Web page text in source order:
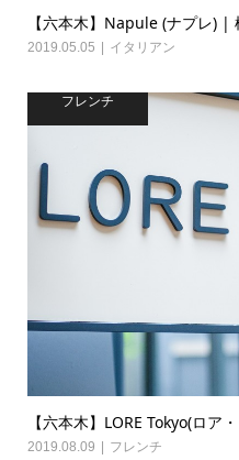
【六本木】Napule (ナプレ) |
2019.05.05 イタリアン
フレンチ
【六本木】LORE Tokyo(ロア
2019.08.09 フレンチ